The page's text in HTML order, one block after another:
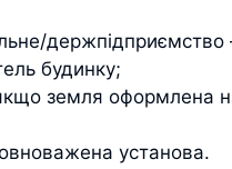
держпідприємство
будинку;
земля оформлена
установа.